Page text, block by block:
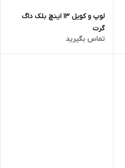
لوپ و کویل 13 اینچ بلک داگ
گرت
تماس بگیرید